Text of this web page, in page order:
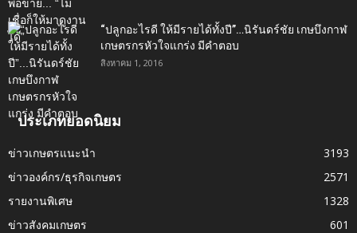
“ปลูกอะไรดี ให้มีรายได้ทั้งปี”…นิรันดร์ชัย เกษบึงกาฬ
เกษตรกรหัวใจแกร่ง มีคำตอบ
สิงหาคม 1, 2016
ประเภทยอดนิยม
ข่าวเกษตรแนะนำ
3193
ข่าวองค์กร/ธุรกิจเกษตร
2571
รายงานพิเศษ
1328
ข่าวสังคมเกษตร
601